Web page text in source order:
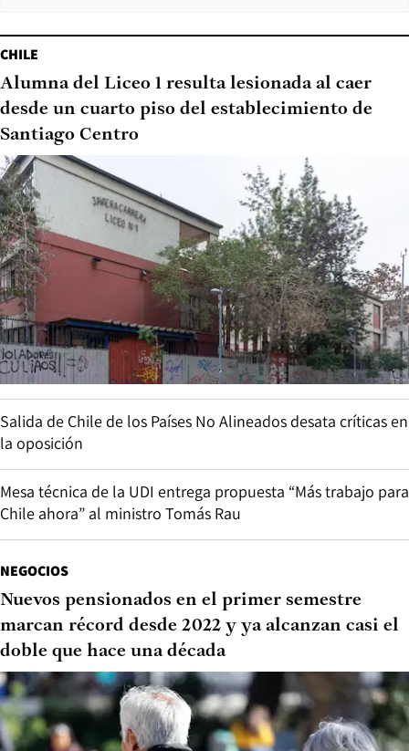
CHILE
Alumna del Liceo 1 resulta lesionada al caer
desde un cuarto piso del establecimiento de
Santiago Centro
Salida de Chile de los Países No Alineados desata críticas en
la oposición
Mesa técnica de la UDI entrega propuesta “Más trabajo para
Chile ahora” al ministro Tomás Rau
NEGOCIOS
Nuevos pensionados en el primer semestre
marcan récord desde 2022 y ya alcanzan casi el
doble que hace una década